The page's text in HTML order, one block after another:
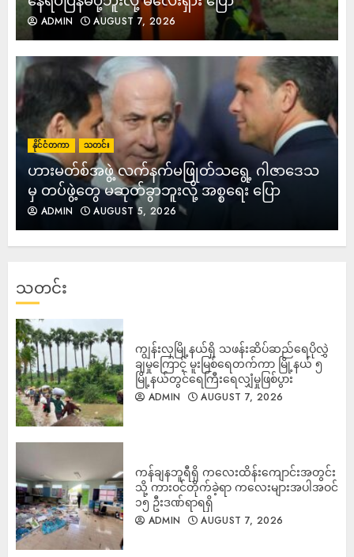
ADMIN AUGUST 7, 2026
နိုင်ငံတကာ သတင်း
ဟားမတ်စ်အဖွဲ့ လက်နက်မဖြုတ်သရွေ့ ဂါဇာဒေသ
မှ တပ်ဖွဲ့တွေ မဆုတ်ခွာဘူးလို့ အစ္စရေး ပြော
ADMIN AUGUST 5, 2026
သတင်း
ကျွန်းလှမြို့နယ်ရှိ သဖန်းဆိပ်ဆည်ရေပိုလွှဲ
ချမှုကြောင့် မူးမြစ်ရေတက်ကာ မြို့နယ် ၅
မြို့နယ်တွင်ရေကြီးရေလျှံမှုဖြစ်ပွား
ADMIN AUGUST 7, 2026
ကန်ချနဘူရီရှိ ကလေးထိန်းကျောင်းအတွင်း
သို့ ကားဝင်တိုက်ခဲ့ရာ ကလေးများအပါအဝင်
၁၅ ဦးဒဏ်ရာရရှိ
ADMIN AUGUST 7, 2026